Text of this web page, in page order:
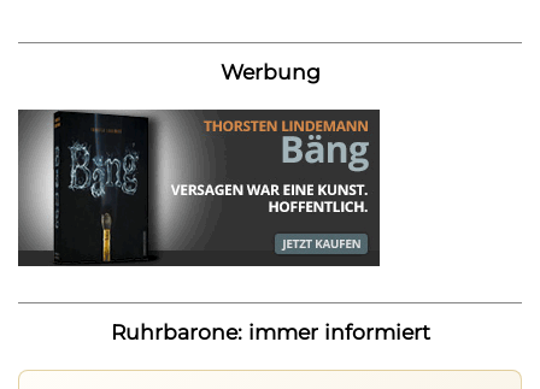
Werbung
Ruhrbarone: immer informiert